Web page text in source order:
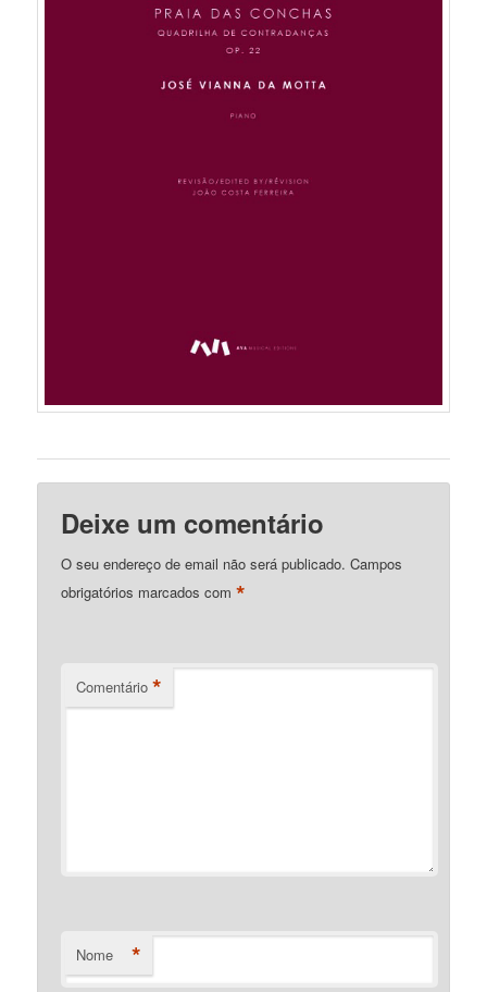
Deixe um comentário
O seu endereço de email não será publicado. Campos
obrigatórios marcados com*
Comentário *
Nome *